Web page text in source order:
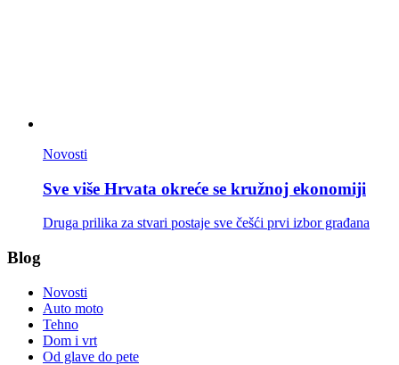
Novosti
Sve više Hrvata okreće se kružnoj ekonomiji
Druga prilika za stvari postaje sve češći prvi izbor građana
Blog
Novosti
Auto moto
Tehno
Dom i vrt
Od glave do pete